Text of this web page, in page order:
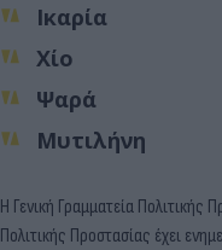
Ικαρία
Χίο
Ψαρά
Μυτιλήνη
Η Γενική Γραμματεία Πολιτικής
Πολιτικής Προστασίας έχει